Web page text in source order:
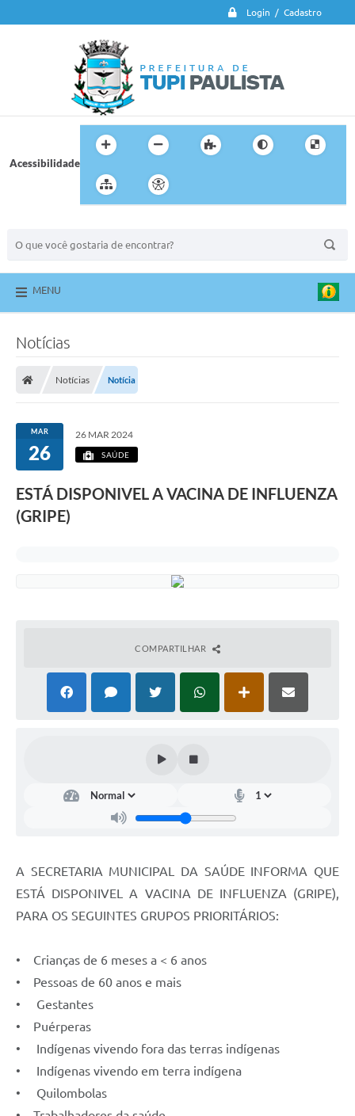
Login / Cadastro
Acessibilidade
MENU
Notícias
Notícias Notícia
MAR
26
26 MAR 2024
SAÚDE
ESTÁ DISPONIVEL A VACINA DE INFLUENZA
(GRIPE)
COMPARTILHAR
A SECRETARIA MUNICIPAL DA SAÚDE INFORMA QUE
ESTÁ DISPONIVEL A VACINA DE INFLUENZA (GRIPE),
PARA OS SEGUINTES GRUPOS PRIORITÁRIOS:
• Crianças de 6 meses a < 6 anos
• Pessoas de 60 anos e mais
• Gestantes
• Puérperas
• Indígenas vivendo fora das terras indígenas
• Indígenas vivendo em terra indígena
• Quilombolas